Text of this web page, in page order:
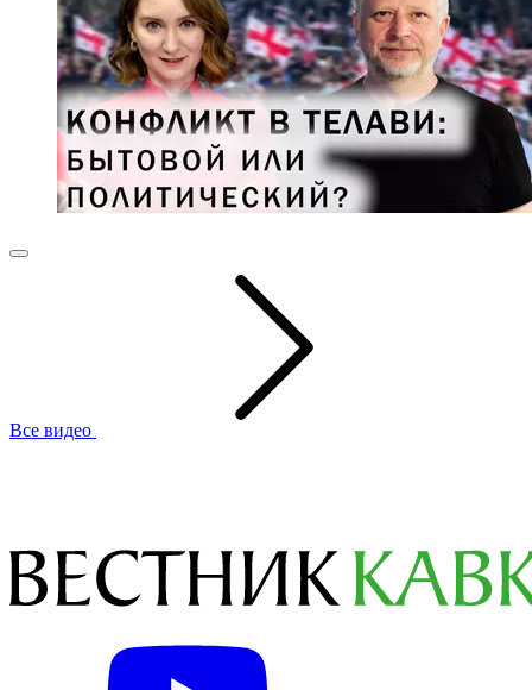
Все видео